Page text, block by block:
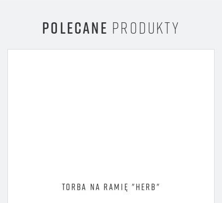
POLECANE PRODUKTY
TORBA NA RAMIĘ "HERB"